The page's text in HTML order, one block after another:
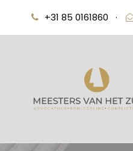
+31 85 0161860 ·